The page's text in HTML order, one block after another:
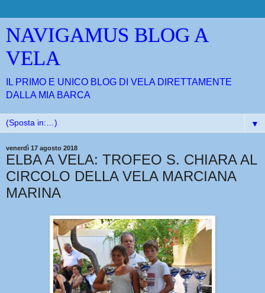
NAVIGAMUS BLOG A
VELA
IL PRIMO E UNICO BLOG DI VELA DIRETTAMENTE
DALLA MIA BARCA
▼
venerdì 17 agosto 2018
ELBA A VELA: TROFEO S. CHIARA AL
CIRCOLO DELLA VELA MARCIANA
MARINA